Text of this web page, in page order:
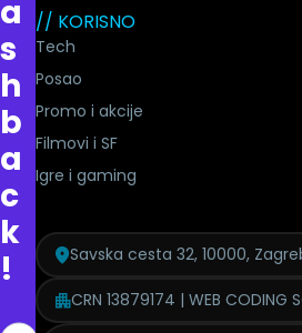
a
s
h
b
a
c
k
!
// KORISNO
Tech
Posao
Promo i akcije
Filmovi i SF
Igre i gaming
Savska cesta 32, 10000,
CRN 13879174 | WEB CODING